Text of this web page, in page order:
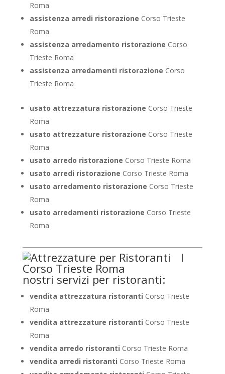
Roma
assistenza arredi ristorazione Corso Trieste
Roma
assistenza arredamento ristorazione Corso
Trieste Roma
assistenza arredamenti ristorazione Corso
Trieste Roma
usato attrezzatura ristorazione Corso Trieste
Roma
usato attrezzature ristorazione Corso Trieste
Roma
usato arredo ristorazione Corso Trieste Roma
usato arredi ristorazione Corso Trieste Roma
usato arredamento ristorazione Corso Trieste
Roma
usato arredamenti ristorazione Corso Trieste
Roma
I
nostri servizi per ristoranti:
vendita attrezzatura ristoranti Corso Trieste
Roma
vendita attrezzature ristoranti Corso Trieste
Roma
vendita arredo ristoranti Corso Trieste Roma
vendita arredi ristoranti Corso Trieste Roma